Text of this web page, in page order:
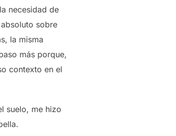
necesidad de
sobre
la misma
más porque,
contexto en el
suelo, me hizo